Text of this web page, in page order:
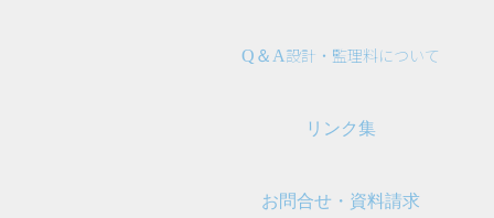
Q＆A設計・監理料について
リンク集
お問合せ・資料請求